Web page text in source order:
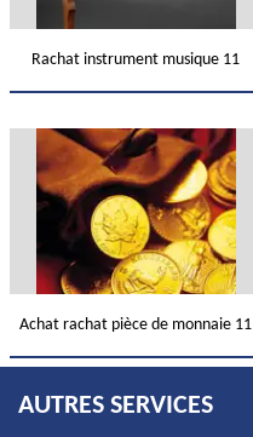
Rachat instrument musique 11
Achat rachat pièce de monnaie 11
AUTRES SERVICES